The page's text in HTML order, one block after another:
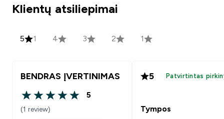
Klientų atsiliepimai
5 1 4 3 2 1
BENDRAS ĮVERTINIMAS
5 out of 5 stars
5
(1 review)
5 Patvirtintas
Tympos